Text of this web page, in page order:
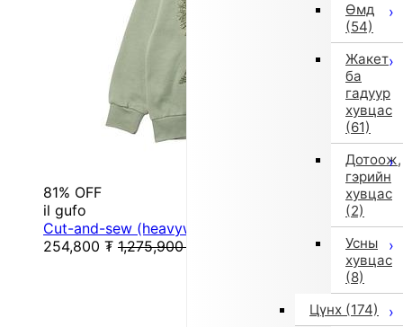
Өмд
(54)
Жакет
ба
гадуур
хувцас
(61)
Дотоож,
гэрийн
хувцас
(2)
Усны
хувцас
(8)
Цүнх (174)
81% OFF
il gufo
Cut-and-sew (heavyweight) sweatshirt (green)
254,800 ₮ 1,275,900